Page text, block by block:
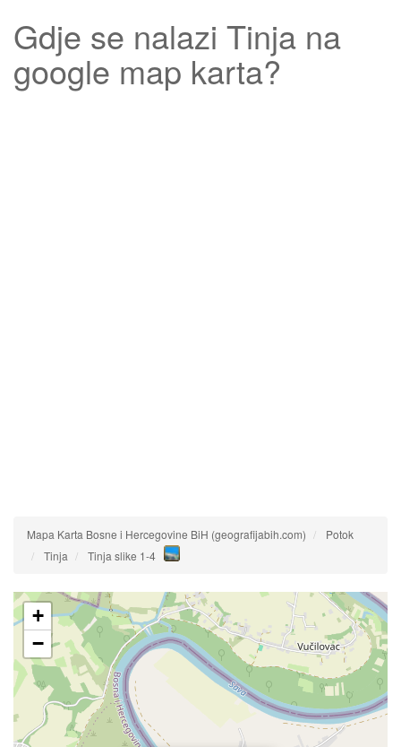
Gdje se nalazi Tinja na
google map karta?
Mapa Karta Bosne i Hercegovine BiH (geografijabih.com)
Potok
Tinja
Tinja slike 1-4
+
−